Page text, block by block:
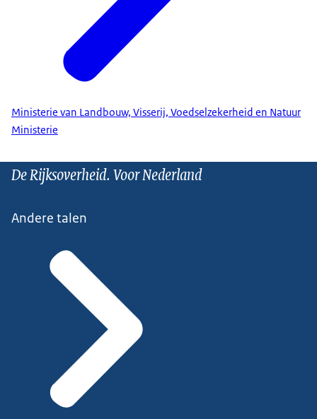
Ministerie van Landbouw, Visserij, Voedselzekerheid en Natuur
Ministerie
De Rijksoverheid. Voor Nederland
Andere talen